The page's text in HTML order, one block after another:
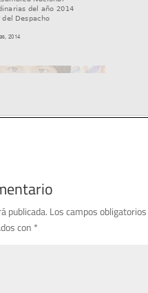
publicada. Los campos obligatorios
con *